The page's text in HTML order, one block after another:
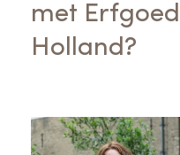
met
Holland?